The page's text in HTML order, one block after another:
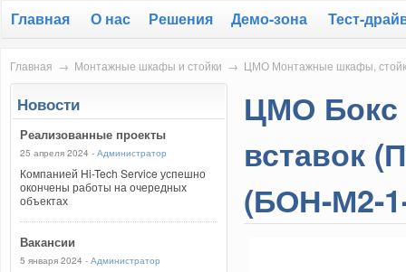
Главная О нас Решения Демо-зона Тест-
Главная → Монтажные шкафы и стойки → ЦМО Монтажные шкафы,
Новости
Реализованные проекты
25 апреля 2024 - Администратор
Компанией Hi-Tech Service успешно
окончены работы на очередных
объектах
Вакансии
5 января 2024 - Администратор
ЦМО Бокс
вставок
(БОН-М2-